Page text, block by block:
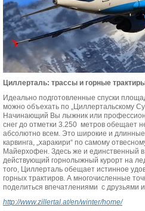
Циллерталь: трассы и горные
Идеально подготовленные спуски
можно объехать по „Циллертальскому
Начинающий Вы лыжник или
снег до отметки 3.250 метров обещает
абсолютно всем. Это широкие и длинные
карвинга, „харакири“ по самому
Майерхофен. Здесь же и единственный в
действующий горнолыжный курорт на
того, Циллерталь обещает истинное
горных трактиров. А многочисленные
поделиться впечатлениями с друзьями
http://www.zillertal.at/en/winter/home/